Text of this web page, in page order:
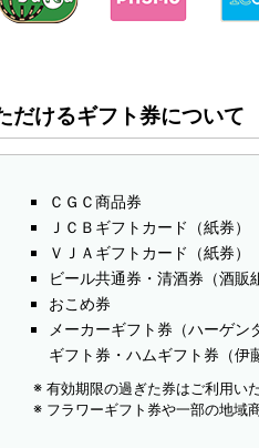
だけるギフト券について
ＣＧＣ商品券
ＪＣＢギフトカード（紙券）
ＶＪＡギフトカード（紙券）
ビール共通券・清酒券（酒販
おこめ券
メーカーギフト券（ハーゲ
ギフト券・ハムギフト券（伊
有効期限の過ぎた券はご利用い
フラワーギフト券や一部の地域